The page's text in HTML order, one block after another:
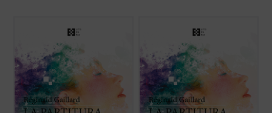
las historias de vida de Charlotte, «la loca
del pueblo», y Jan, un músico holandés
quien huye de un amor perdido, tienen en
común una búsqueda espiritual de
trascendiencia y belleza, una relación ...
(ver ficha)
las historias de vida de Charlotte, «la loca
del pueblo», y Jan, un músico holandés
quien huye de un amor perdido, tienen en
común una búsqueda espiritual de
trascendiencia y belleza, una relación ...
(ver ficha)